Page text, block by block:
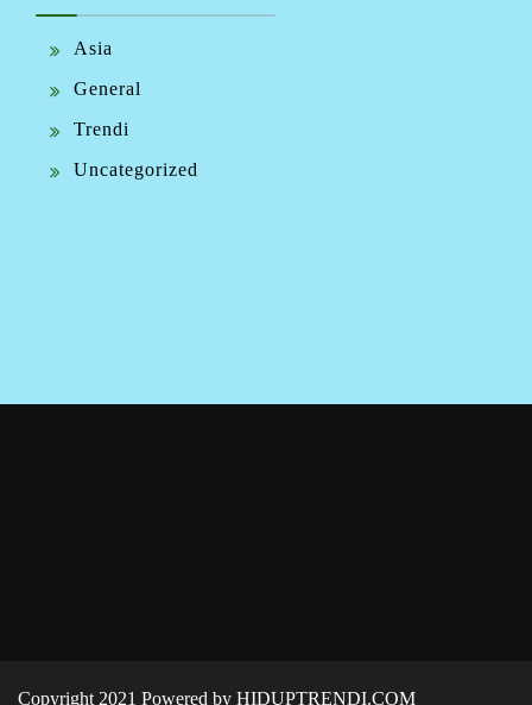
Asia
General
Trendi
Uncategorized
Copyright 2021 Powered by HIDUPTRENDI.COM